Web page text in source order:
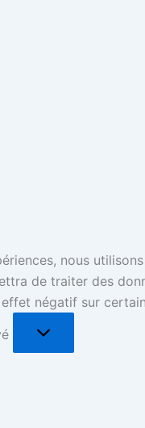
nous
de traiter des
négatif sur